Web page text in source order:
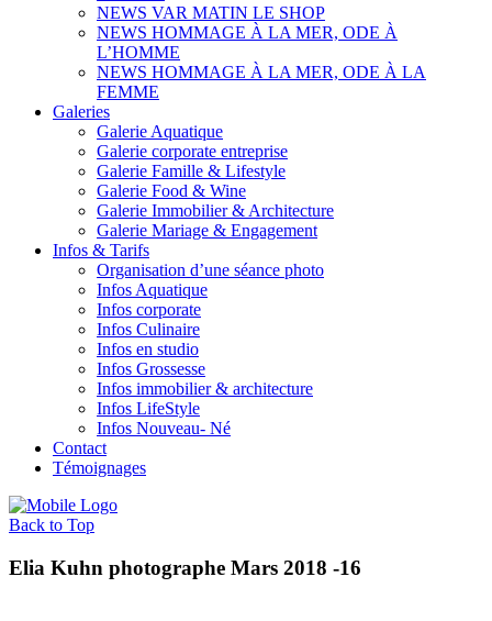
NEWS VAR MATIN LE SHOP
NEWS HOMMAGE À LA MER, ODE À
L’HOMME
NEWS HOMMAGE À LA MER, ODE À LA
FEMME
Galeries
Galerie Aquatique
Galerie corporate entreprise
Galerie Famille & Lifestyle
Galerie Food & Wine
Galerie Immobilier & Architecture
Galerie Mariage & Engagement
Infos & Tarifs
Organisation d’une séance photo
Infos Aquatique
Infos corporate
Infos Culinaire
Infos en studio
Infos Grossesse
Infos immobilier & architecture
Infos LifeStyle
Infos Nouveau- Né
Contact
Témoignages
Back to Top
Elia Kuhn photographe Mars 2018 -16